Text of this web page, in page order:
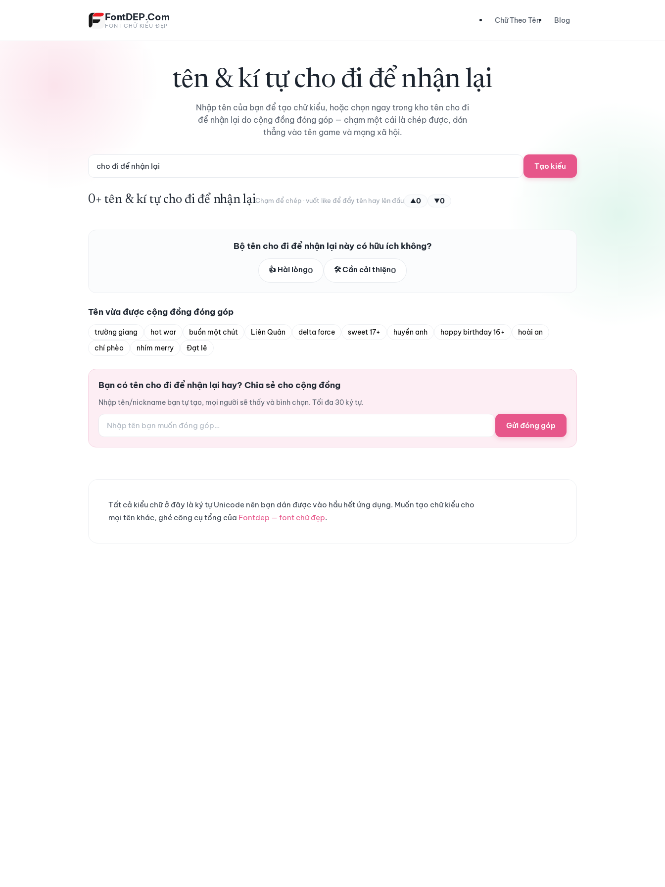
FontDEP.Com
FONT CHỮ KIỂU ĐẸP
Chữ Theo Tên Blog
tên & kí tự cho đi để nhận lại
Nhập tên của bạn để tạo chữ kiểu, hoặc chọn ngay trong kho tên cho đi
để nhận lại do cộng đồng đóng góp — chạm một cái là chép được, dán
thẳng vào tên game và mạng xã hội.
Tạo kiểu
0+ tên & kí tự cho đi để nhận lạiChạm để chép · vuốt like để đẩy tên hay lên đầu ▲0 ▼0
Bộ tên cho đi để nhận lại này có hữu ích không?
👍 Hài lòng0 🛠️ Cần cải thiện0
Tên vừa được cộng đồng đóng góp
trường giang hot war buồn một chút Liên Quân delta force sweet 17+ huyền anh happy birthday 16+
hoài an
chí phèo
nhím merry Đạt lê
Bạn có tên cho đi để nhận lại hay? Chia sẻ cho cộng đồng
Nhập tên/nickname bạn tự tạo, mọi người sẽ thấy và bình chọn. Tối đa 30 ký tự.
Gửi đóng góp
Tất cả kiểu chữ ở đây là ký tự Unicode nên bạn dán được vào hầu hết ứng dụng. Muốn tạo chữ kiểu cho
mọi tên khác, ghé công cụ tổng của Fontdep — font chữ đẹp.